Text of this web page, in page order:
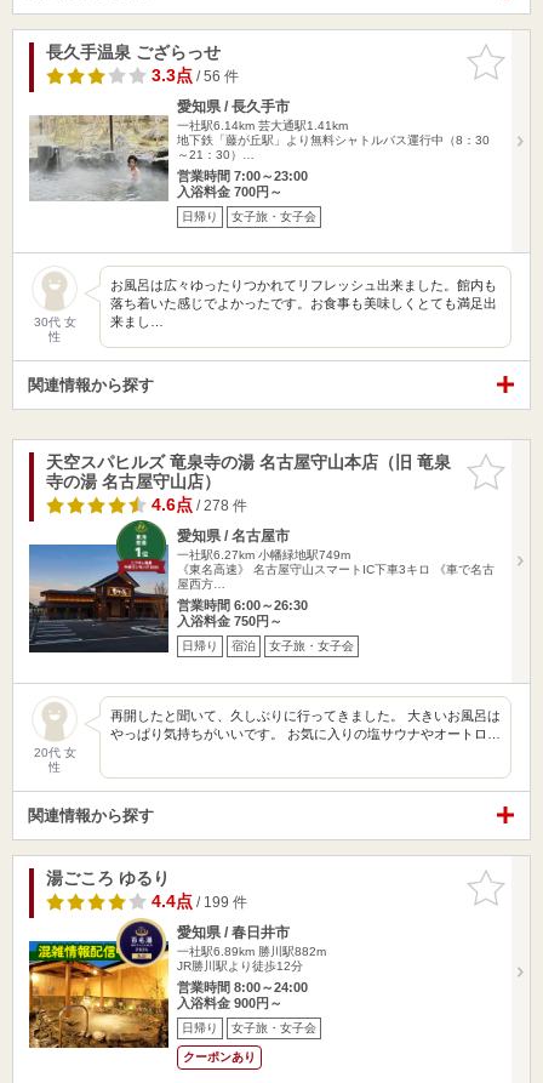
お気に入
りに追加
長久手温泉 ござらっせ
3.3点/ 56 件
愛知県 / 長久手市
一社駅6.14km 芸大通駅1.41km
地下鉄「藤が丘駅」より無料シャトルバス運行中（8：30
～21：30）…
営業時間 7:00～23:00
入浴料金 700円～
日帰り 女子旅・女子会
30代 女
性
お風呂は広々ゆったりつかれてリフレッシュ出来ました。館内も
落ち着いた感じでよかったです。お食事も美味しくとても満足出
来まし…
関連情報から探す
お気に入
りに追加
天空スパヒルズ 竜泉寺の湯 名古屋守山本店（旧 竜泉
寺の湯 名古屋守山店）
4.6点/ 278 件
愛知県 / 名古屋市
一社駅6.27km 小幡緑地駅749m
《東名高速》 名古屋守山スマートIC下車3キロ 《車で名古
屋西方…
営業時間 6:00～26:30
入浴料金 750円～
日帰り 宿泊 女子旅・女子会
20代 女
性
再開したと聞いて、久しぶりに行ってきました。 大きいお風呂は
やっぱり気持ちがいいです。 お気に入りの塩サウナやオートロ…
関連情報から探す
お気に入
りに追加
湯ごころ ゆるり
4.4点/ 199 件
愛知県 / 春日井市
一社駅6.89km 勝川駅882m
JR勝川駅より徒歩12分
営業時間 8:00～24:00
入浴料金 900円～
日帰り 女子旅・女子会
クーポンあり